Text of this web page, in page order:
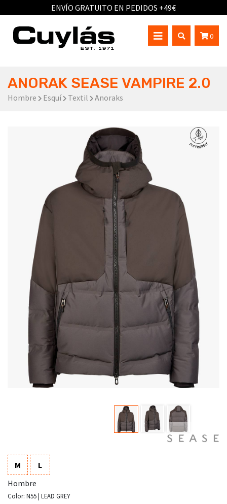
ENVÍO GRATUITO EN PEDIDOS +49€
0
ANORAK SEASE VAMPIRE 2.0
Hombre Esquí Textil Anoraks
M
L
Hombre
Color: N55 | LEAD GREY